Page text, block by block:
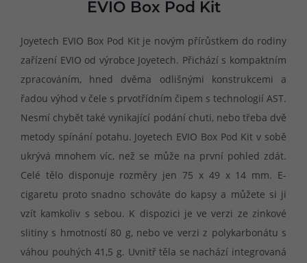
EVIO Box Pod Kit
Joyetech EVIO Box Pod Kit je novým přírůstkem do rodiny
zařízení EVIO od výrobce Joyetech. Přichází s kompaktním
zpracováním, hned dvěma odlišnými konstrukcemi a
řadou výhod v čele s prvotřídním čipem s technologií AST.
Nesmí chybět také vynikající podání chuti, nebo třeba dvě
metody spínání potahu. Joyetech EVIO Box Pod Kit v sobě
ukrývá mnohem víc, než se může na první pohled zdát.
Celé tělo disponuje rozměry jen 75 x 49 x 14 mm. E-
cigaretu proto snadno schováte do kapsy a můžete si ji
vzít kamkoliv s sebou. K dispozici je ve verzi ze zinkové
slitiny s hmotností 80 g, nebo ve verzi z polykarbonátu s
váhou pouhých 41,5 g. Uvnitř těla se nachází integrovaná